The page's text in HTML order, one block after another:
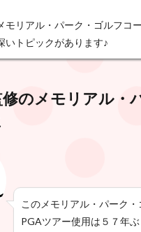
モリアル・パーク・ゴルフコー
いトピックがあります♪
のメモリアル・
このメモリアル・パーク
PGAツアー使用は５７年